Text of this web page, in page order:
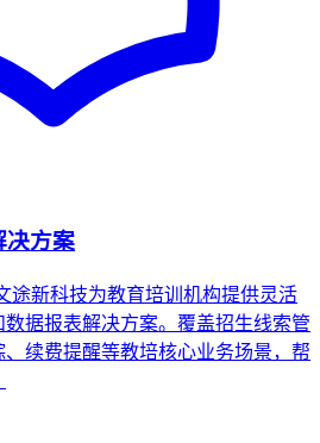
方案
途新科技为教育培训机构提供灵活
据报表解决方案。覆盖招生线索管
续费提醒等教培核心业务场景，帮